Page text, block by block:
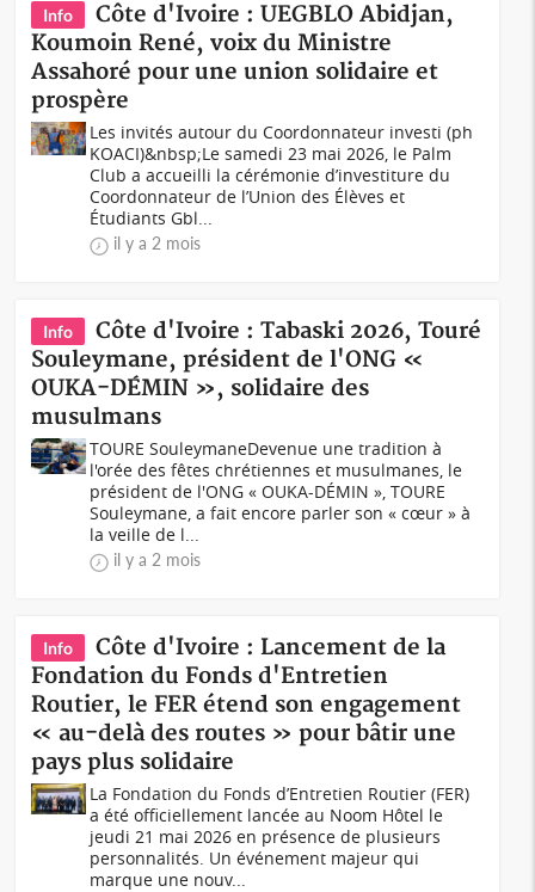
Info
Côte d'Ivoire : UEGBLO Abidjan,
Koumoin René, voix du Ministre
Assahoré pour une union solidaire et
prospère
Les invités autour du Coordonnateur investi (ph
KOACI)&nbsp;Le samedi 23 mai 2026, le Palm
Club a accueilli la cérémonie d’investiture du
Coordonnateur de l’Union des Élèves et
Étudiants Gbl...
il y a 2 mois
Info
Côte d'Ivoire : Tabaski 2026, Touré
Souleymane, président de l'ONG «
OUKA-DÉMIN », solidaire des
musulmans
TOURE SouleymaneDevenue une tradition à
l'orée des fêtes chrétiennes et musulmanes, le
président de l'ONG « OUKA-DÉMIN », TOURE
Souleymane, a fait encore parler son « cœur » à
la veille de l...
il y a 2 mois
Info
Côte d'Ivoire : Lancement de la
Fondation du Fonds d'Entretien
Routier, le FER étend son engagement
« au-delà des routes » pour bâtir une
pays plus solidaire
La Fondation du Fonds d’Entretien Routier (FER)
a été officiellement lancée au Noom Hôtel le
jeudi 21 mai 2026 en présence de plusieurs
personnalités. Un événement majeur qui
marque une nouv...